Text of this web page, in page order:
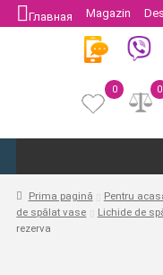
Главная Magazin
Protectia
0
0
Prima pagină Pentru
de spălat vase
Lichide de
rezerva